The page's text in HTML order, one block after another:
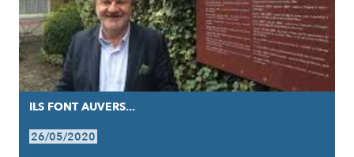
ILS FONT AUVERS...
26/05/2020